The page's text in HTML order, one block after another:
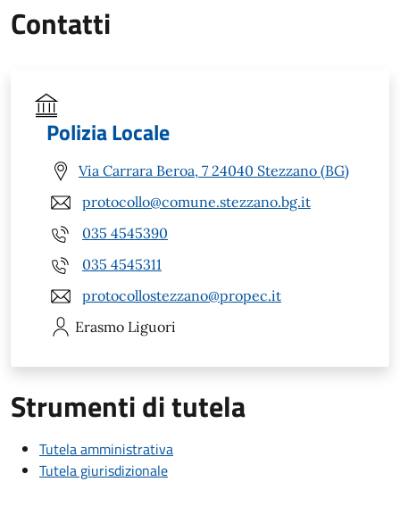
Contatti
Polizia Locale
Via Carrara Beroa, 7 24040 Stezzano (BG)
protocollo@comune.stezzano.bg.it
035 4545390
035 4545311
protocollostezzano@propec.it
Erasmo Liguori
Strumenti di tutela
Tutela amministrativa
Tutela giurisdizionale